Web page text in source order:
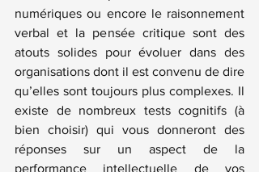
numériques ou encore le raisonnement
verbal et la pensée critique sont des
atouts solides pour évoluer dans des
organisations dont il est convenu de dire
qu’elles sont toujours plus complexes. Il
existe de nombreux tests cognitifs (à
bien choisir) qui vous donneront des
réponses sur un aspect de la
performance intellectuelle de vos